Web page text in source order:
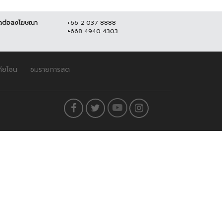
อลงโฆษณา
+66 2 037 8888
+668 4940 4303
ยโซน ชมรายการสด